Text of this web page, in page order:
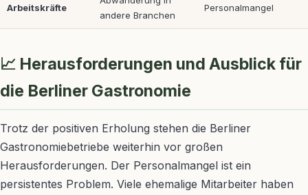
Arbeitskräfte
andere Branchen
Personalmangel
📈 Herausforderungen und Ausblick für
die Berliner Gastronomie
Trotz der positiven Erholung stehen die Berliner
Gastronomiebetriebe weiterhin vor großen
Herausforderungen. Der Personalmangel ist ein
persistentes Problem. Viele ehemalige Mitarbeiter haben